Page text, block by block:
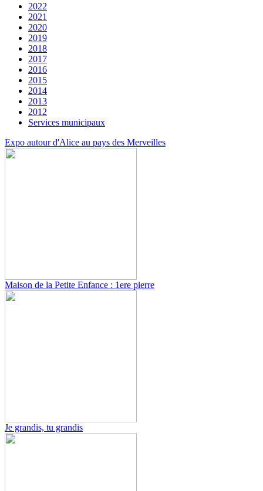
2022
2021
2020
2019
2018
2017
2016
2015
2014
2013
2012
Services municipaux
Expo autour d'Alice au pays des Merveilles
Maison de la Petite Enfance : 1ere pierre
Je grandis, tu grandis